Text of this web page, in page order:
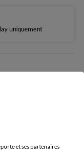
uniquement
et ses partenaires